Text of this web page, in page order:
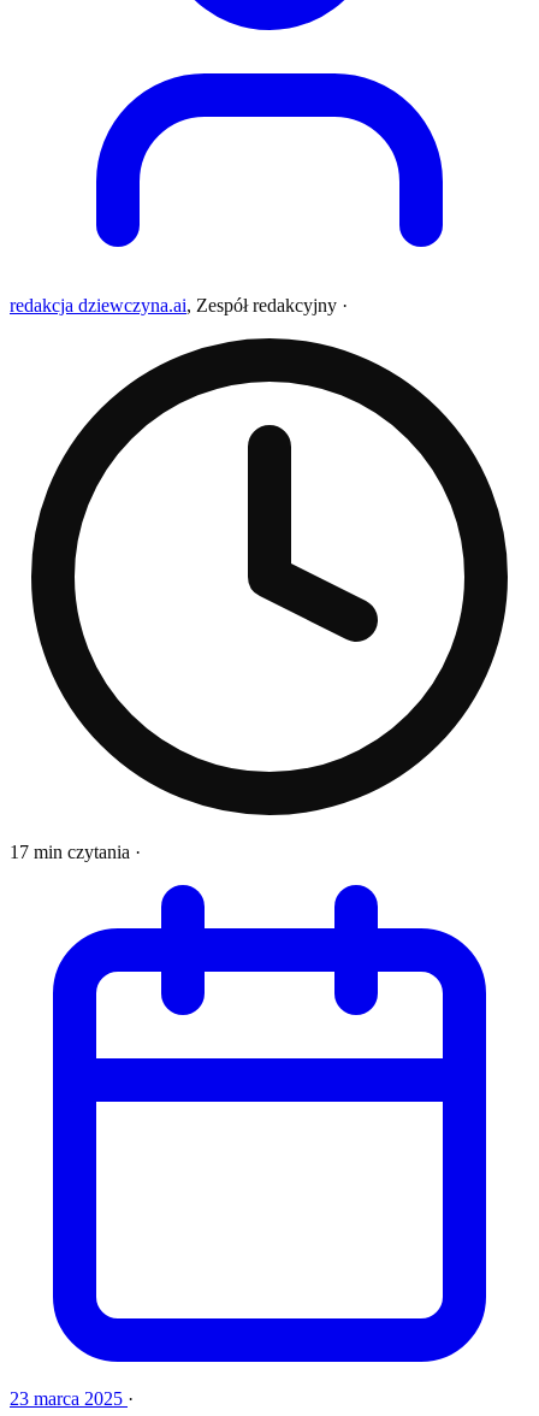
redakcja dziewczyna.ai, Zespół redakcyjny ·
17 min czytania ·
23 marca 2025 ·